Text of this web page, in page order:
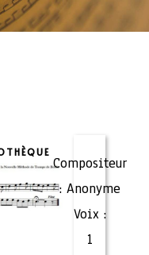
Compositeur
: Anonyme
Voix :
1